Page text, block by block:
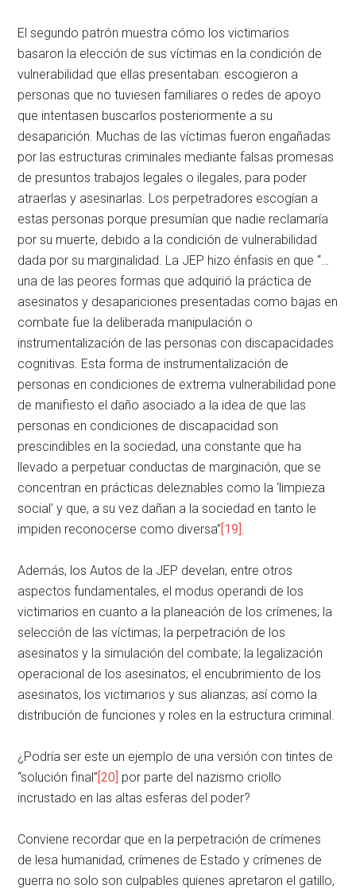
El segundo patrón muestra cómo los victimarios
basaron la elección de sus víctimas en la condición de
vulnerabilidad que ellas presentaban: escogieron a
personas que no tuviesen familiares o redes de apoyo
que intentasen buscarlos posteriormente a su
desaparición. Muchas de las víctimas fueron engañadas
por las estructuras criminales mediante falsas promesas
de presuntos trabajos legales o ilegales, para poder
atraerlas y asesinarlas. Los perpetradores escogían a
estas personas porque presumían que nadie reclamaría
por su muerte, debido a la condición de vulnerabilidad
dada por su marginalidad. La JEP hizo énfasis en que “…
una de las peores formas que adquirió la práctica de
asesinatos y desapariciones presentadas como bajas en
combate fue la deliberada manipulación o
instrumentalización de las personas con discapacidades
cognitivas. Esta forma de instrumentalización de
personas en condiciones de extrema vulnerabilidad pone
de manifiesto el daño asociado a la idea de que las
personas en condiciones de discapacidad son
prescindibles en la sociedad, una constante que ha
llevado a perpetuar conductas de marginación, que se
concentran en prácticas deleznables como la ‘limpieza
social’ y que, a su vez dañan a la sociedad en tanto le
impiden reconocerse como diversa”[19].
Además, los Autos de la JEP develan, entre otros
aspectos fundamentales, el modus operandi de los
victimarios en cuanto a la planeación de los crímenes; la
selección de las víctimas; la perpetración de los
asesinatos y la simulación del combate; la legalización
operacional de los asesinatos; el encubrimiento de los
asesinatos, los victimarios y sus alianzas; así como la
distribución de funciones y roles en la estructura criminal.
¿Podría ser este un ejemplo de una versión con tintes de
“solución final”[20] por parte del nazismo criollo
incrustado en las altas esferas del poder?
Conviene recordar que en la perpetración de crímenes
de lesa humanidad, crímenes de Estado y crímenes de
guerra no solo son culpables quienes apretaron el gatillo,